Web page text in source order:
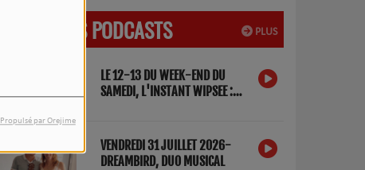
Propulsé par Orejime
PLUS
DERNIERS PODCASTS
LE 12-13 DU WEEK-END DU
SAMEDI, L'INSTANT WIPSEE :
VENDREDI 31 JUILLET 2026-
DREAMBIRD, DUO MUSICAL